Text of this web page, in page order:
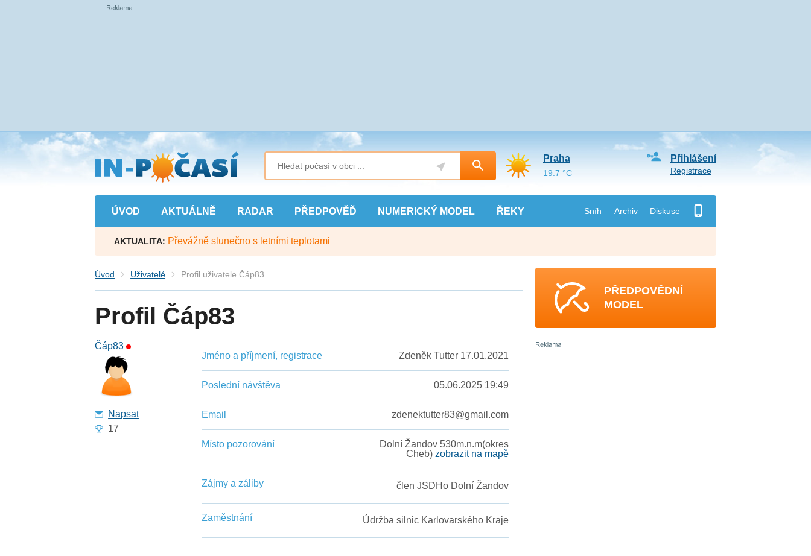
Přejít
na
hlavní
obsah
ÚVOD AKTUÁLNĚ RADAR PŘEDPOVĚĎ NUMERICKÝ MODEL ŘEKY Sníh Archiv Diskuse
Přihlášení
Registrace
Praha
19.7 °C
AKTUALITA: Převážně slunečno s letními teplotami
Úvod Uživatelé Profil uživatele Čáp83
Profil Čáp83
Čáp83
Napsat
17
Jméno a příjmení, registrace Zdeněk Tutter 17.01.2021
Poslední návštěva 05.06.2025 19:49
Email zdenektutter83@gmail.com
Místo pozorování
Dolní Žandov 530m.n.m(okres
Cheb) zobrazit na mapě
Zájmy a záliby člen JSDHo Dolní Žandov
Zaměstnání Údržba silnic Karlovarského Kraje
PŘEDPOVĚDNÍ
MODEL